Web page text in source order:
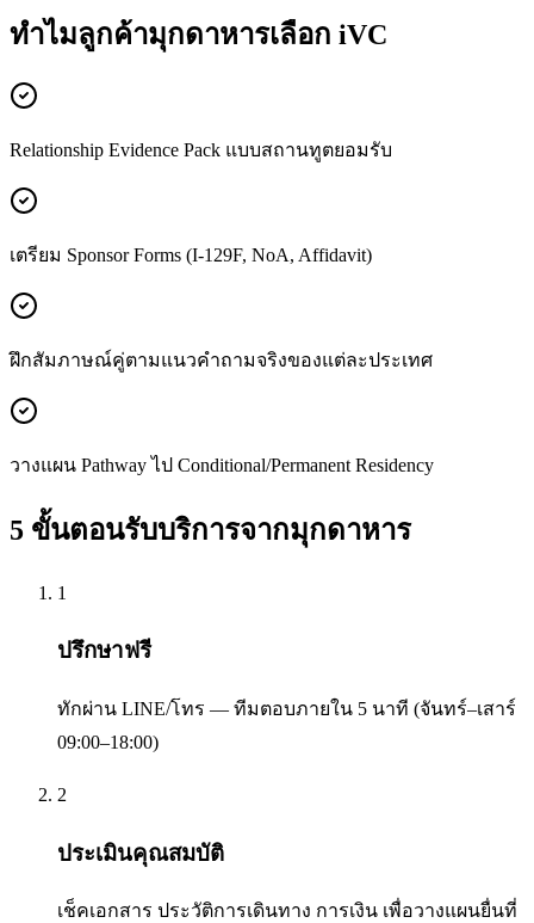
ทำไมลูกค้ามุกดาหารเลือก iVC
Relationship Evidence Pack แบบสถานทูตยอมรับ
เตรียม Sponsor Forms (I-129F, NoA, Affidavit)
ฝึกสัมภาษณ์คู่ตามแนวคำถามจริงของแต่ละประเทศ
วางแผน Pathway ไป Conditional/Permanent Residency
5 ขั้นตอนรับบริการจากมุกดาหาร
1
ปรึกษาฟรี
ทักผ่าน LINE/โทร — ทีมตอบภายใน 5 นาที (จันทร์–เสาร์
09:00–18:00)
2
ประเมินคุณสมบัติ
เช็คเอกสาร ประวัติการเดินทาง การเงิน เพื่อวางแผนยื่นที่